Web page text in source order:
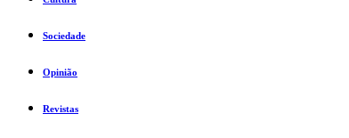
Sociedade
Opinião
Revistas